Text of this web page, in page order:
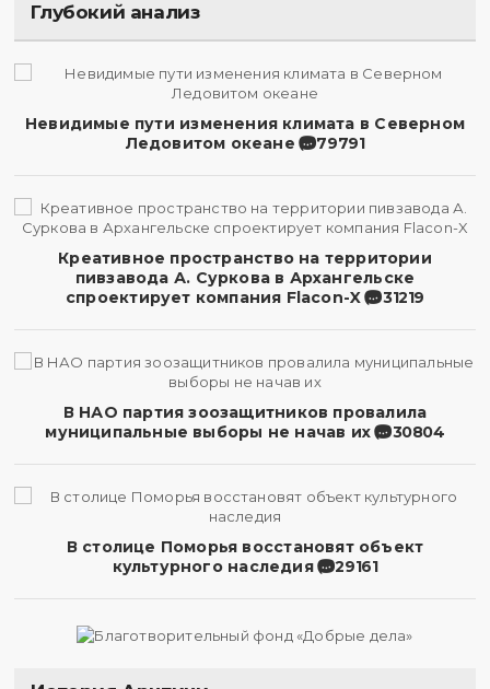
Глубокий анализ
Невидимые пути изменения климата в Северном
Ледовитом океане
79791
Креативное пространство на территории
пивзавода А. Суркова в Архангельске
спроектирует компания Flacon-X
31219
В НАО партия зоозащитников провалила
муниципальные выборы не начав их
30804
В столице Поморья восстановят объект
культурного наследия
29161